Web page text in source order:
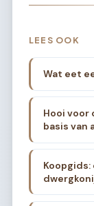
LEES OOK
Wat eet
Hooi voor
basis van